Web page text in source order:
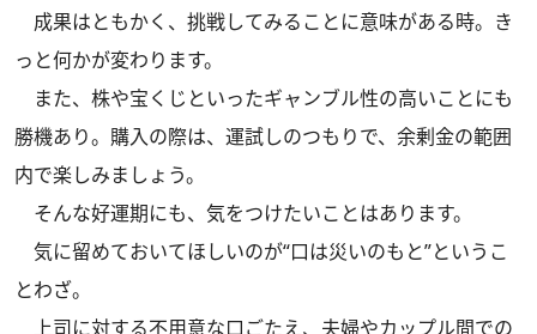
成果はともかく、挑戦してみることに意味がある時。き
っと何かが変わります。
また、株や宝くじといったギャンブル性の高いことにも
勝機あり。購入の際は、運試しのつもりで、余剰金の範囲
内で楽しみましょう。
そんな好運期にも、気をつけたいことはあります。
気に留めておいてほしいのが“口は災いのもと”というこ
とわざ。
上司に対する不用意な口ごたえ、夫婦やカップル間での